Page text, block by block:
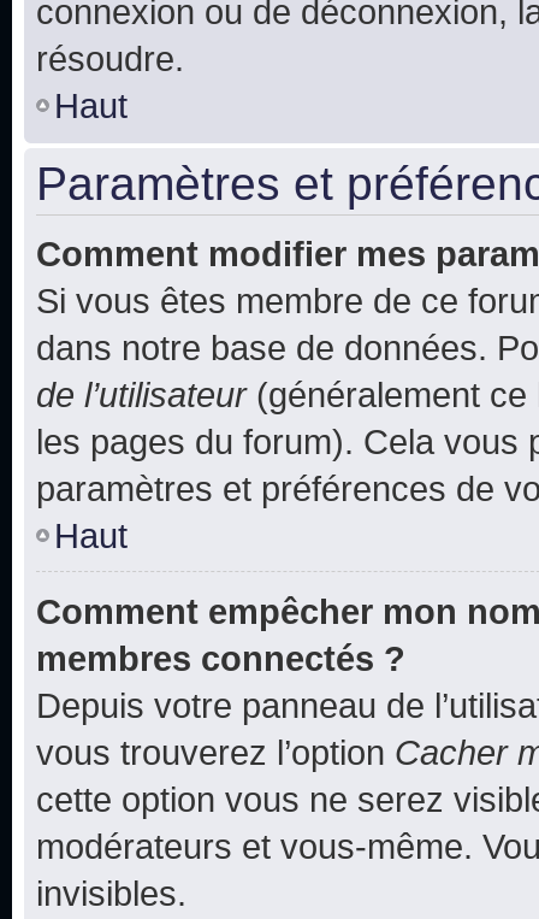
connexion ou de déconnexion,
résoudre.
Haut
Paramètres et
Comment modifier mes
Si vous êtes membre de ce
dans notre base de données.
de l’utilisateur(généralement ce
les pages du forum). Cela vous
paramètres et préférences de
Haut
Comment empêcher mon
membres connectés ?
Depuis votre panneau de
vous trouverez l’option Cacher
cette option vous ne serez
modérateurs et vous-même.
invisibles.